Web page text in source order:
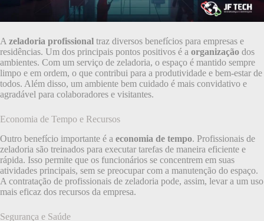
A zeladoria profissional traz diversos benefícios para empresas e
residências. Um dos principais pontos positivos é a organização dos
ambientes. Com um serviço de zeladoria, o espaço é mantido sempre
limpo e em ordem, o que contribui para a produtividade e bem-estar de
todos. Além disso, um ambiente bem cuidado é mais convidativo e
agradável para colaboradores e visitantes.
Economia de Tempo e Recursos
Outro benefício importante é a economia de tempo. Profissionais de
zeladoria são treinados para executar tarefas de maneira eficiente e
rápida. Isso permite que os funcionários se concentrem em suas
atividades principais, sem se preocupar com a manutenção do espaço.
A contratação de profissionais de zeladoria pode, assim, levar a um uso
mais eficaz dos recursos da empresa.
Segurança e Saúde